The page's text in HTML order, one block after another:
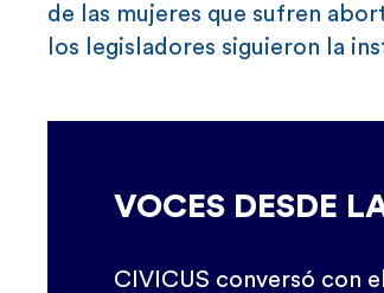
de las mujeres que sufren
los legisladores siguieron la
VOCES DESDE
CIVICUS conversó con